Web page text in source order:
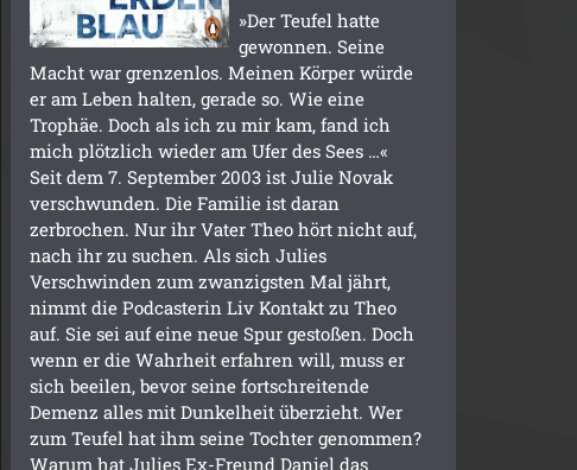
»Der Teufel hatte
gewonnen. Seine
Macht war grenzenlos. Meinen Körper würde
er am Leben halten, gerade so. Wie eine
Trophäe. Doch als ich zu mir kam, fand ich
mich plötzlich wieder am Ufer des Sees …«
Seit dem 7. September 2003 ist Julie Novak
verschwunden. Die Familie ist daran
zerbrochen. Nur ihr Vater Theo hört nicht auf,
nach ihr zu suchen. Als sich Julies
Verschwinden zum zwanzigsten Mal jährt,
nimmt die Podcasterin Liv Kontakt zu Theo
auf. Sie sei auf eine neue Spur gestoßen. Doch
wenn er die Wahrheit erfahren will, muss er
sich beeilen, bevor seine fortschreitende
Demenz alles mit Dunkelheit überzieht. Wer
zum Teufel hat ihm seine Tochter genommen?
Warum hat Julies Ex-Freund Daniel das